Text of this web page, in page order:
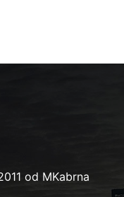
od MKabrna